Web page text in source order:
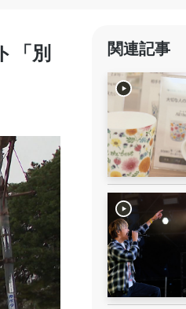
「別
関連記事